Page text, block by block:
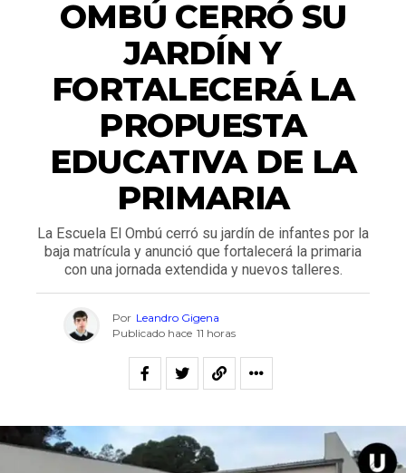
OMBÚ CERRÓ SU
JARDÍN Y
FORTALECERÁ LA
PROPUESTA
EDUCATIVA DE LA
PRIMARIA
La Escuela El Ombú cerró su jardín de infantes por la
baja matrícula y anunció que fortalecerá la primaria
con una jornada extendida y nuevos talleres.
Por Leandro Gigena
Publicado hace 11 horas